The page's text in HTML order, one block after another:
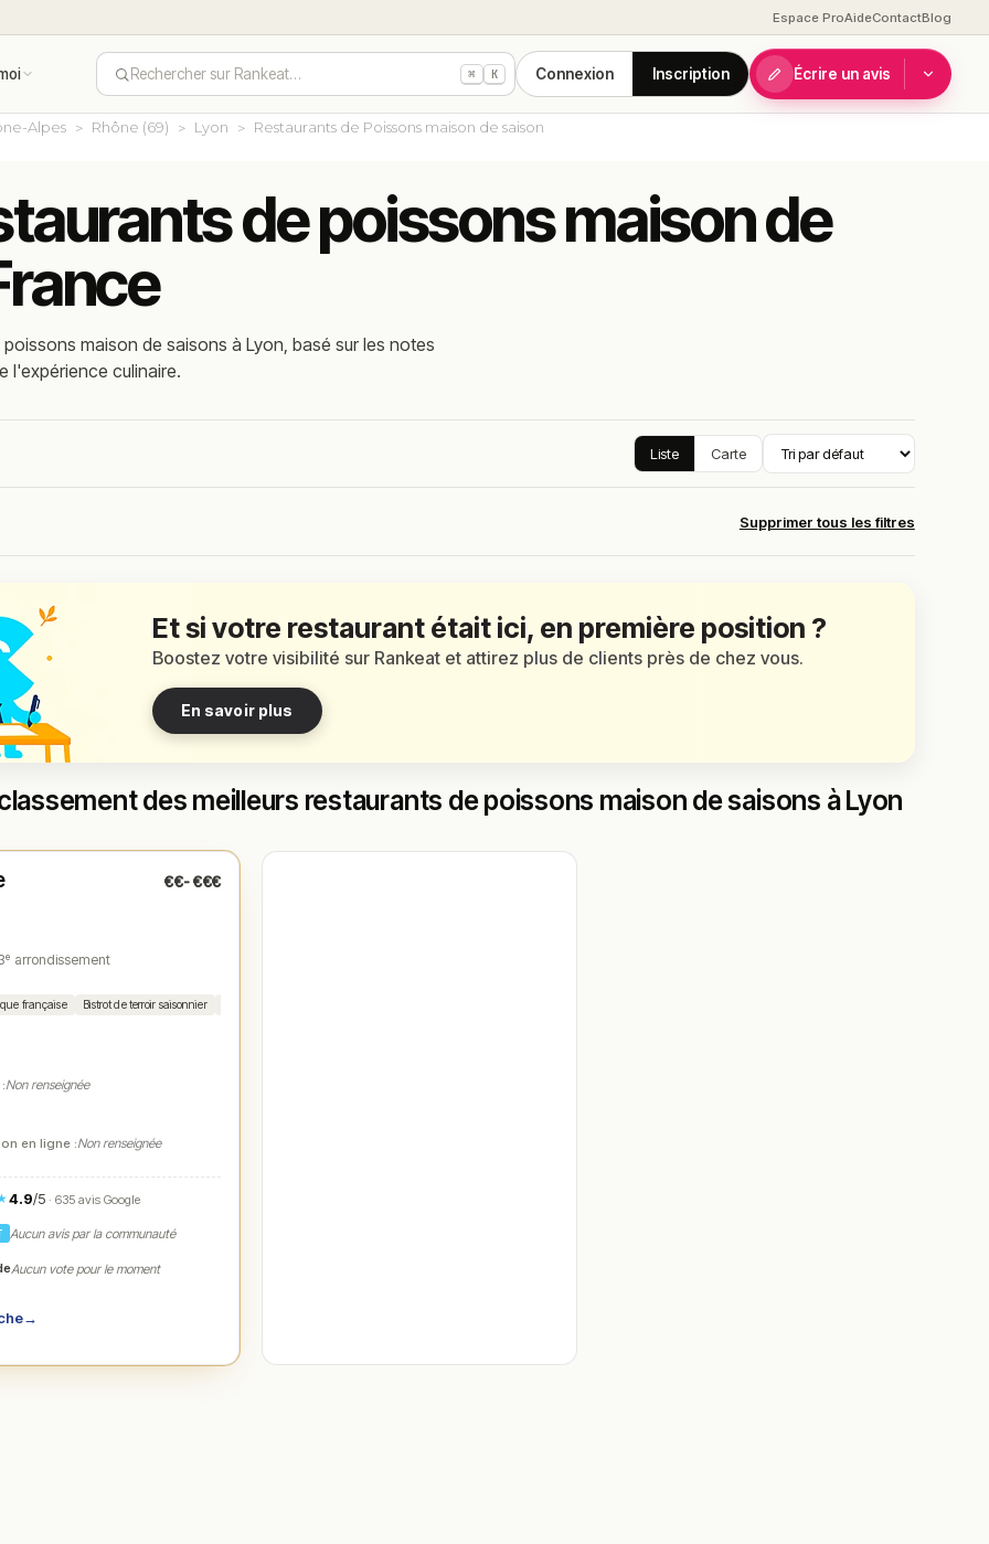
Espace ProAideContactBlog
Rechercher sur Rankeat… ⌘ K Connexion Inscription Écrire un avis
Alpes Rhône (69) Lyon Restaurants de Poissons maison de saison
de poissons maison de
maison de saisons à Lyon, basé sur les notes
l'expérience culinaire.
Liste Carte
Supprimer tous les filtres
Et si votre restaurant était ici, en première position ?
Boostez votre visibilité sur Rankeat et attirez plus de clients près de chez vous.
En savoir plus
des meilleurs restaurants de poissons maison de saisons à Lyon
€€-€€€
arrondissement
française Bistrot de terroir saisonnier
Non renseignée
en ligne :Non renseignée
4.9/5· 635 avis Google
Aucun avis par la communauté
Aucun vote pour le moment
→